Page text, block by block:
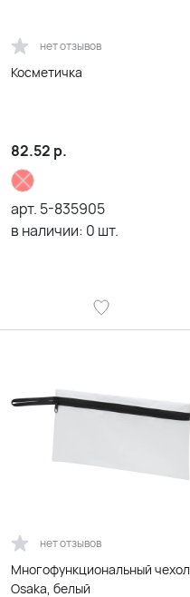
нет отзывов
Косметичка
82.52 р.
арт. 5-835905
в наличии: 0 шт.
нет отзывов
Многофункциональный чехол
Osaka, белый